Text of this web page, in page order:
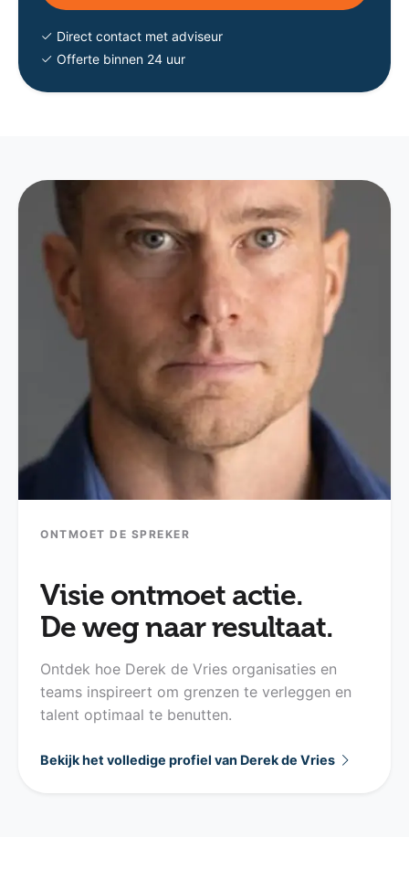
Direct contact met adviseur
Offerte binnen 24 uur
ONTMOET DE SPREKER
Visie ontmoet actie.
De weg naar resultaat.
Ontdek hoe Derek de Vries organisaties en
teams inspireert om grenzen te verleggen en
talent optimaal te benutten.
Bekijk het volledige profiel van Derek de Vries